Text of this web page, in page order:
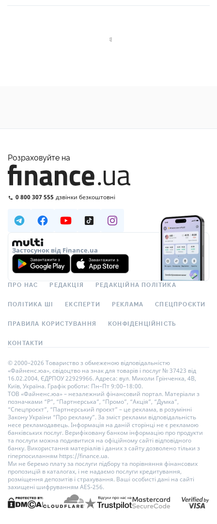
Розраховуйте на
0 800 307 555 дзвінки безкоштовні
Застосунок від Finance.ua
ПРО НАС РЕДАКЦІЯ РЕДАКЦІЙНА ПОЛІТИКА
ПОЛІТИКА ШІ ЕКСПЕРТИ РЕКЛАМА СПЕЦПРОЄКТИ
ПРАВИЛА КОРИСТУВАННЯ КОНФІДЕНЦІЙНІСТЬ
КОНТАКТИ
© 2000–2026 Товариство з обмеженою відповідальністю
«Файненс.юа», свідоцтво на знак для товарів і послуг № 37423 від
16.02.2004, ЄДРПОУ 22929966. Адреса: вул. Миколи Грінченка, 4В,
Київ, Україна. Графік роботи: Пн–Пт 9:00–18:00.
ТОВ «Файненс.юа» – незалежний фінансовий портал. Матеріали з
позначками “Р”, “Партнерська”, “Промо”, “Акція”, “Думка”,
“Спецпроєкт”, “Партнерський проєкт” – це реклама, в розумінні
Закону України “Про рекламу”. За зміст реклами відповідальність
несе рекламодавець. Інформація на даній сторінці не є рекламою
банківських послуг. Верифіковану банком інформацію про продукти
та послуги можна подивитися на офіційному сайті відповідного
банку. Використання матеріалів і даних з сайту дозволено тільки з
гіперпосиланням https://finance.ua.
Ми не беремо плату за послуги підбору та порівняння фінансових
пропозицій в каталогах, і не надаємо послуги кредитування,
розміщення депозитів і страхування. Ваші особисті дані на сайті
захищені шифруванням AES-256.